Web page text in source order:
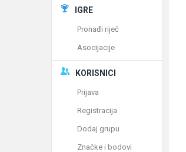
IGRE
Pronađi riječ
Asocijacije
KORISNICI
Prijava
Registracija
Dodaj grupu
Značke i bodovi